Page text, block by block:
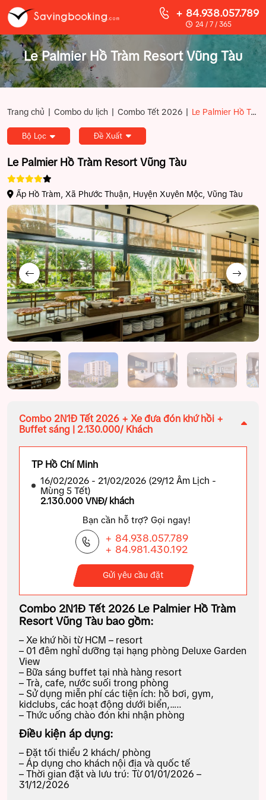
+ 84.938.057.789
24 / 7 / 365
Le Palmier Hồ Tràm Resort Vũng Tàu
Trang chủ | Combo du lịch | Combo Tết 2026 | Le Palmier Hồ Tràm Resort Vũng Tàu
Bộ Lọc Đề Xuất
Le Palmier Hồ Tràm Resort Vũng Tàu
Ấp Hồ Tràm, Xã Phước Thuận, Huyện Xuyên Mộc, Vũng Tàu
Combo 2N1Đ Tết 2026 + Xe đưa đón khứ hồi +
Buffet sáng | 2.130.000/ Khách
TP Hồ Chí Minh
16/02/2026 - 21/02/2026 (29/12 Âm Lịch -
Mùng 5 Tết)
2.130.000 VNĐ/ khách
Bạn cần hỗ trợ? Gọi ngay!
+ 84.938.057.789
+ 84.981.430.192
Gửi yêu cầu đặt
Combo 2N1Đ Tết 2026 Le Palmier Hồ Tràm
Resort Vũng Tàu bao gồm:
– Xe khứ hồi từ HCM – resort
– 01 đêm nghỉ dưỡng tại hạng phòng Deluxe Garden
View
– Bữa sáng buffet tại nhà hàng resort
– Trà, cafe, nước suối trong phòng
– Sử dụng miễn phí các tiện ích: hồ bơi, gym,
kidclubs, các hoạt động dưới biển,…..
– Thức uống chào đón khi nhận phòng
Điều kiện áp dụng:
– Đặt tối thiểu 2 khách/ phòng
– Áp dụng cho khách nội địa và quốc tế
– Thời gian đặt và lưu trú: Từ 01/01/2026 –
31/12/2026